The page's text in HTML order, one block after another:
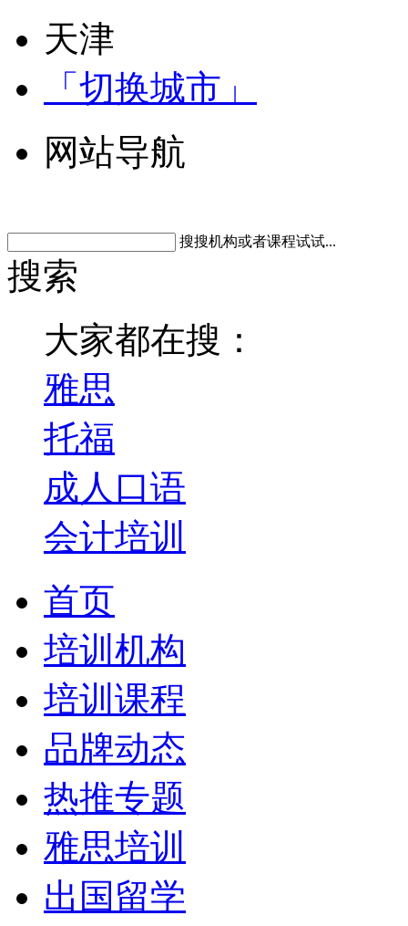
天津
「切换城市」
网站导航
搜搜机构或者课程试试...
搜索
大家都在搜：
雅思
托福
成人口语
会计培训
首页
培训机构
培训课程
品牌动态
热推专题
雅思培训
出国留学